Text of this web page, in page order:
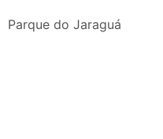
Parque do Jaraguá